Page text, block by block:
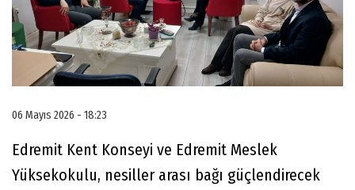
06 Mayıs 2026 - 18:23
Edremit Kent Konseyi ve Edremit Meslek
Yüksekokulu, nesiller arası bağı güçlendirecek